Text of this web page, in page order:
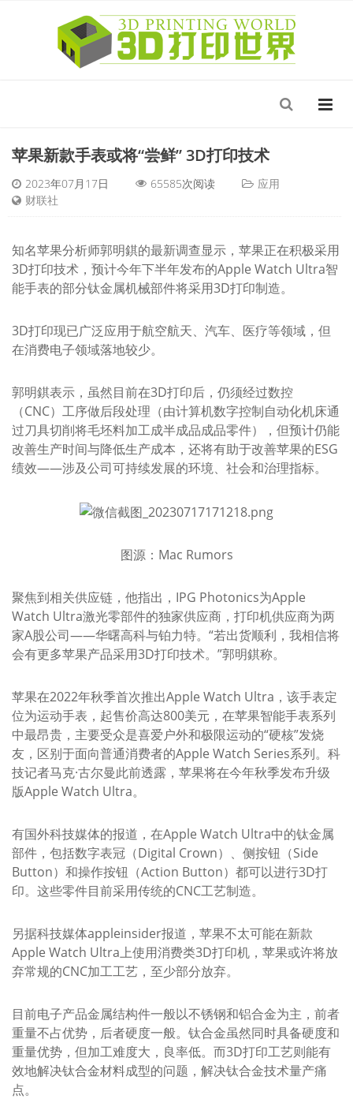
苹果新款手表或将“尝鲜” 3D打印技术
2023年07月17日 65585次阅读
应用
财联社
知名苹果分析师郭明錤的最新调查显示，苹果正在积极采用
3D打印技术，预计今年下半年发布的Apple Watch Ultra智
能手表的部分钛金属机械部件将采用3D打印制造。
3D打印现已广泛应用于航空航天、汽车、医疗等领域，但
在消费电子领域落地较少。
郭明錤表示，虽然目前在3D打印后，仍须经过数控
（CNC）工序做后段处理（由计算机数字控制自动化机床通
过刀具切削将毛坯料加工成半成品成品零件），但预计仍能
改善生产时间与降低生产成本，还将有助于改善苹果的ESG
绩效——涉及公司可持续发展的环境、社会和治理指标。
图源：Mac Rumors
聚焦到相关供应链，他指出，IPG Photonics为Apple
Watch Ultra激光零部件的独家供应商，打印机供应商为两
家A股公司——华曙高科与铂力特。“若出货顺利，我相信将
会有更多苹果产品采用3D打印技术。”郭明錤称。
苹果在2022年秋季首次推出Apple Watch Ultra，该手表定
位为运动手表，起售价高达800美元，在苹果智能手表系列
中最昂贵，主要受众是喜爱户外和极限运动的“硬核”发烧
友，区别于面向普通消费者的Apple Watch Series系列。科
技记者马克·古尔曼此前透露，苹果将在今年秋季发布升级
版Apple Watch Ultra。
有国外科技媒体的报道，在Apple Watch Ultra中的钛金属
部件，包括数字表冠（Digital Crown）、侧按钮（Side
Button）和操作按钮（Action Button）都可以进行3D打
印。这些零件目前采用传统的CNC工艺制造。
另据科技媒体appleinsider报道，苹果不太可能在新款
Apple Watch Ultra上使用消费类3D打印机，苹果或许将放
弃常规的CNC加工工艺，至少部分放弃。
目前电子产品金属结构件一般以不锈钢和铝合金为主，前者
重量不占优势，后者硬度一般。钛合金虽然同时具备硬度和
重量优势，但加工难度大，良率低。而3D打印工艺则能有
效地解决钛合金材料成型的问题，解决钛合金技术量产痛
点。